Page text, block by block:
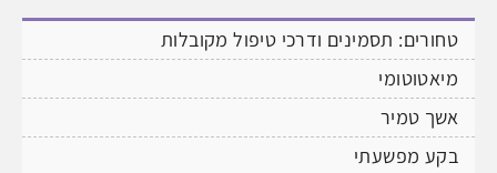
טחורים: תסמינים ודרכי טיפול מקובלות
מיאטוטומי
אשך טמיר
בקע מפשעתי